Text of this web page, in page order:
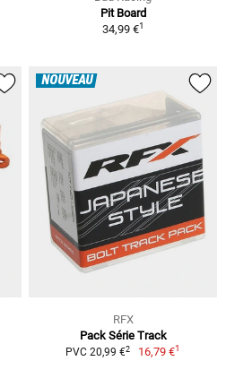
Pit Board
34,99 €1
NOUVEAU
RFX
Pack Série Track
PVC 20,99 €2 16,79 €1